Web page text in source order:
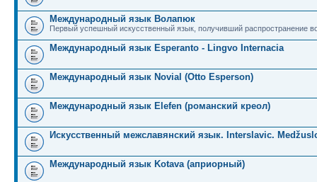
Международный язык Волапюк
Первый успешный искусственный язык, получивший распространение
Международный язык Esperanto - Lingvo Internacia
Международный язык Novial (Otto Esperson)
Международный язык Elefen (романский креол)
Искусственный межславянский язык. Interslavic.
Международный язык Kotava (априорный)